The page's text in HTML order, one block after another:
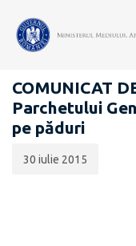
COMUNICATE DE
COMUNICAT
Parchetului
pe păduri
publicării:
30 iulie 2015